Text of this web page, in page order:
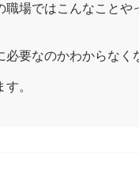
職場ではこんなこと
要なのかわからなく
。